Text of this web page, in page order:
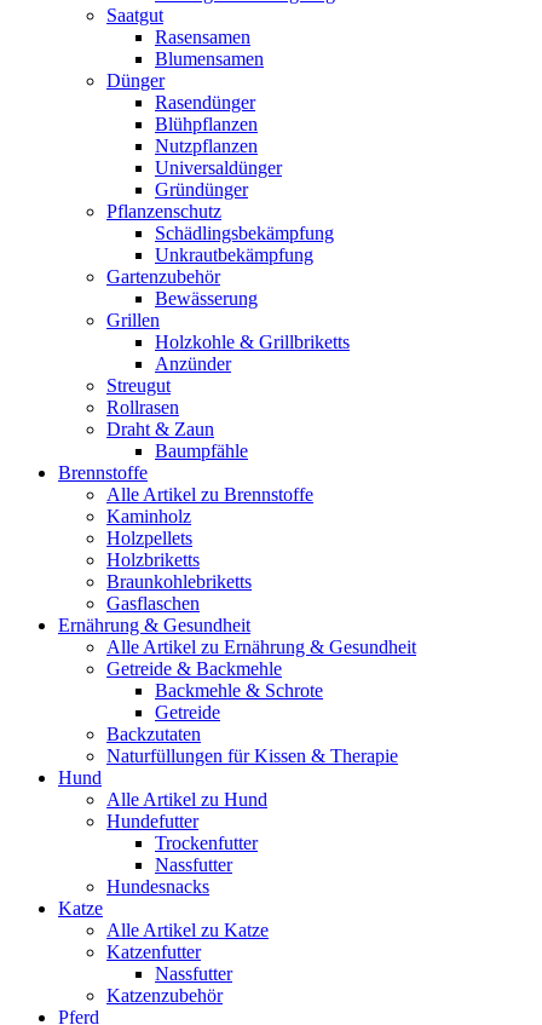
Saatgut
Rasensamen
Blumensamen
Dünger
Rasendünger
Blühpflanzen
Nutzpflanzen
Universaldünger
Gründünger
Pflanzenschutz
Schädlingsbekämpfung
Unkrautbekämpfung
Gartenzubehör
Bewässerung
Grillen
Holzkohle & Grillbriketts
Anzünder
Streugut
Rollrasen
Draht & Zaun
Baumpfähle
Brennstoffe
Alle Artikel zu Brennstoffe
Kaminholz
Holzpellets
Holzbriketts
Braunkohlebriketts
Gasflaschen
Ernährung & Gesundheit
Alle Artikel zu Ernährung & Gesundheit
Getreide & Backmehle
Backmehle & Schrote
Getreide
Backzutaten
Naturfüllungen für Kissen & Therapie
Hund
Alle Artikel zu Hund
Hundefutter
Trockenfutter
Nassfutter
Hundesnacks
Katze
Alle Artikel zu Katze
Katzenfutter
Nassfutter
Katzenzubehör
Pferd